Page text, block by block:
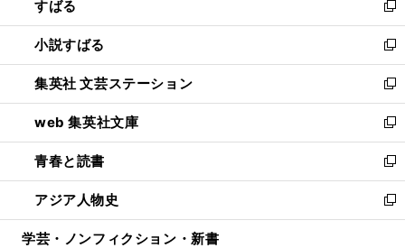
く
で
開
く
ド
ウ
で
開
く
すばる
新
し
い
ウ
ィ
ン
ド
ウ
で
開
く
小説すばる
新
し
い
ウ
ィ
ン
ド
ウ
で
開
集英社 文芸ステーション
新
し
い
ウ
ィ
ン
ド
ウ
web 集英社文庫
新
し
い
ウ
ィ
ン
青春と読書
新
し
い
ウ
アジア人物史
新
し
学芸・ノンフィクション・新書